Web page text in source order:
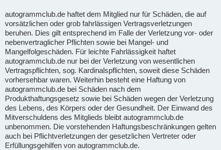
autogrammclub.de haftet dem Mitglied nur für Schäden, die auf
vorsätzlichen oder grob fahrlässigen Vertragsverletzungen
beruhen. Dies gilt entsprechend im Falle der Verletzung vor- oder
nebenvertraglicher Pflichten sowie bei Mangel- und
Mangelfolgeschäden. Für leichte Fahrlässigkeit haftet
autogrammclub.de nur bei der Verletzung von wesentlichen
Vertragspflichten, sog. Kardinalspflichten, soweit diese Schäden
vorhersehbar waren. Weiterhin besteht eine Haftung von
autogrammclub.de bei Schäden nach dem
Produkthaftungsgesetz sowie bei Schäden wegen der Verletzung
des Lebens, des Körpers oder der Gesundheit. Der Einwand des
Mitverschuldens des Mitglieds bleibt autogrammclub.de
unbenommen. Die vorstehenden Haftungsbeschränkungen gelten
auch bei Pflichtverletzungen der gesetzlichen Vertreter oder
Erfüllungsgehilfen von autogrammclub.de.